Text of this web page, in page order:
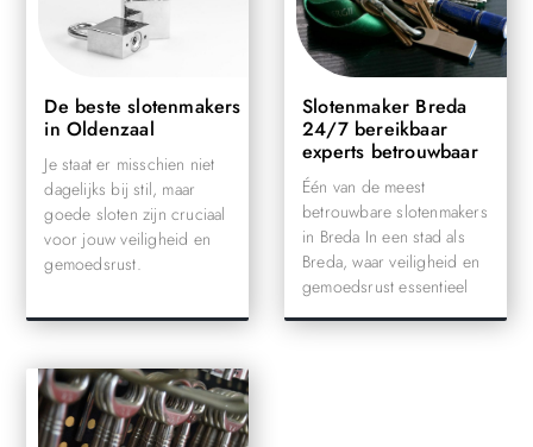
De beste slotenmakers
in Oldenzaal
Je staat er misschien niet
dagelijks bij stil, maar
goede sloten zijn cruciaal
voor jouw veiligheid en
gemoedsrust.
Slotenmaker Breda
24/7 bereikbaar
experts betrouwbaar
Één van de meest
betrouwbare slotenmakers
in Breda In een stad als
Breda, waar veiligheid en
gemoedsrust essentieel